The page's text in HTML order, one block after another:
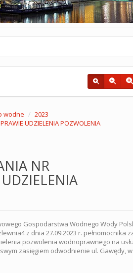
wodne
2023
UDZIELENIA POZWOLENIA
NR
Gospodarstwa Wodnego Wody
z dnia 27.09.2023 r. pełnomocnika
pozwolenia wodnoprawnego na
zasięgiem odwodnienie ul. Gawędy, w